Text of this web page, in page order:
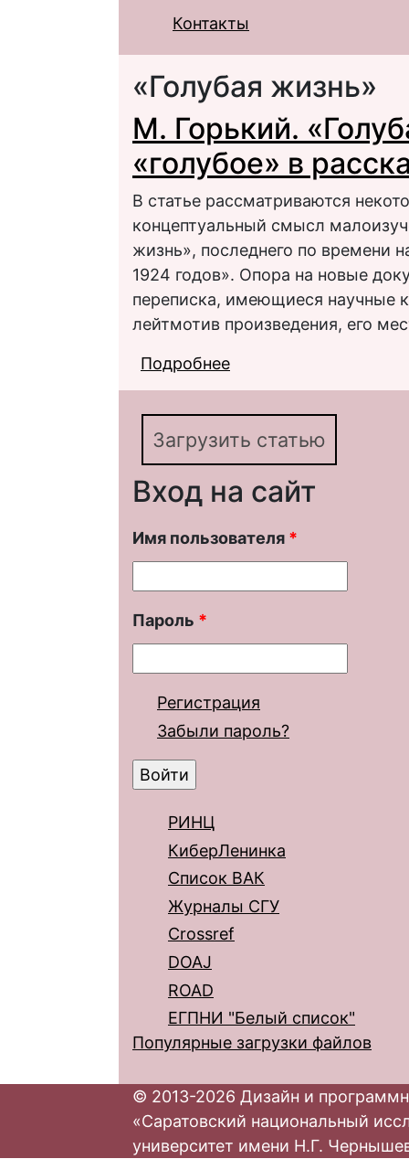
Контакты
«Голубая жизнь»
М. Горький.
«голубое» в
В статье рассматриваются
концептуальный смысл
жизнь», последнего по времени
1924 годов». Опора на новые
переписка, имеющиеся научные
лейтмотив произведения, его
Подробнее
Загрузить статью
Вход на сайт
Имя пользователя *
Пароль *
Регистрация
Забыли пароль?
РИНЦ
КиберЛенинка
Список ВАК
Журналы СГУ
Crossref
DOAJ
ROAD
ЕГПНИ "Белый список"
Популярные загрузки файлов
© 2013-2026 Дизайн и
«Саратовский национальный
университет имени Н.Г.